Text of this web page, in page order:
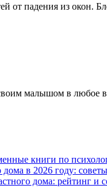
от падения из окон.
малышом в любое
книги по
в 2026 году:
дома: рейтинг и